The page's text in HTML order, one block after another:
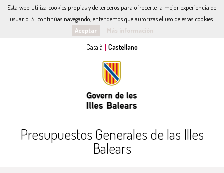
Esta web utiliza cookies propias y de terceros para ofrecerte la mejor experiencia de
usuario. Si continúas navegando, entendemos que autorizas el uso de estas cookies.
Aceptar
Más información
Presupuestos Generales de las Illes
Balears